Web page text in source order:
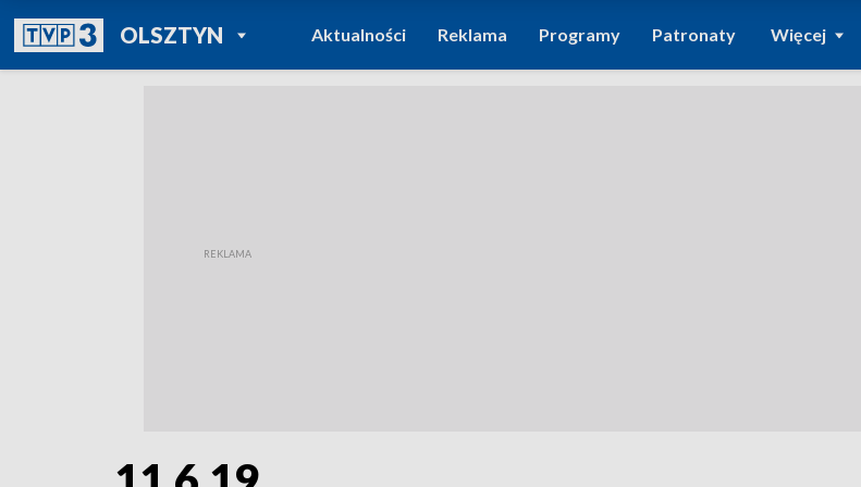
OLSZTYNPOWRÓT DO
TVP REGIONY
Aktualności Reklama Programy Patronaty Więcej